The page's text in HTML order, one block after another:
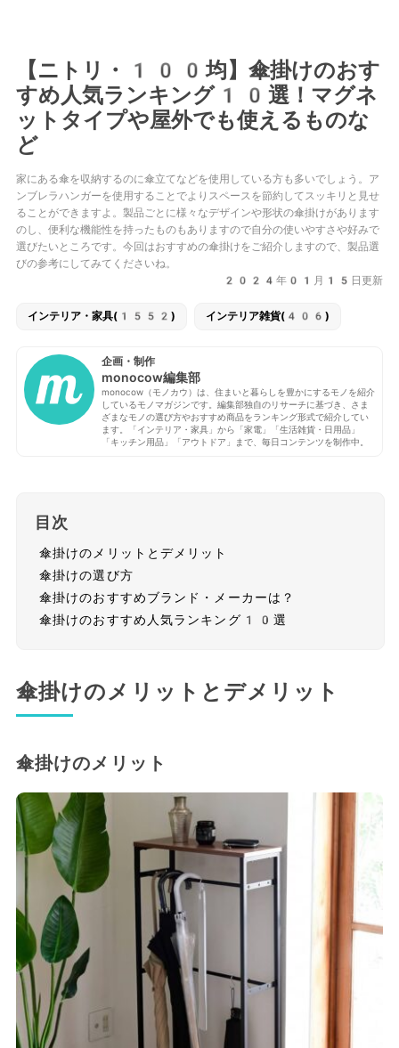
【ニトリ・100均】傘掛けのおす
すめ人気ランキング10選！マグネ
ットタイプや屋外でも使えるものな
ど
家にある傘を収納するのに傘立てなどを使用している方も多いでしょう。ア
ンブレラハンガーを使用することでよりスペースを節約してスッキリと見せ
ることができますよ。製品ごとに様々なデザインや形状の傘掛けがあります
のし、便利な機能性を持ったものもありますので自分の使いやすさや好みで
選びたいところです。今回はおすすめの傘掛けをご紹介しますので、製品選
びの参考にしてみてくださいね。
2024年01月15日更新
インテリア・家具(1552) インテリア雑貨(406)
企画・制作
monocow編集部
monocow（モノカウ）は、住まいと暮らしを豊かにするモノを紹介
しているモノマガジンです。編集部独自のリサーチに基づき、さま
ざまなモノの選び方やおすすめ商品をランキング形式で紹介してい
ます。「インテリア・家具」から「家電」「生活雑貨・日用品」
「キッチン用品」「アウトドア」まで、毎日コンテンツを制作中。
目次
傘掛けのメリットとデメリット
傘掛けの選び方
傘掛けのおすすめブランド・メーカーは？
傘掛けのおすすめ人気ランキング10選
傘掛けのメリットとデメリット
傘掛けのメリット